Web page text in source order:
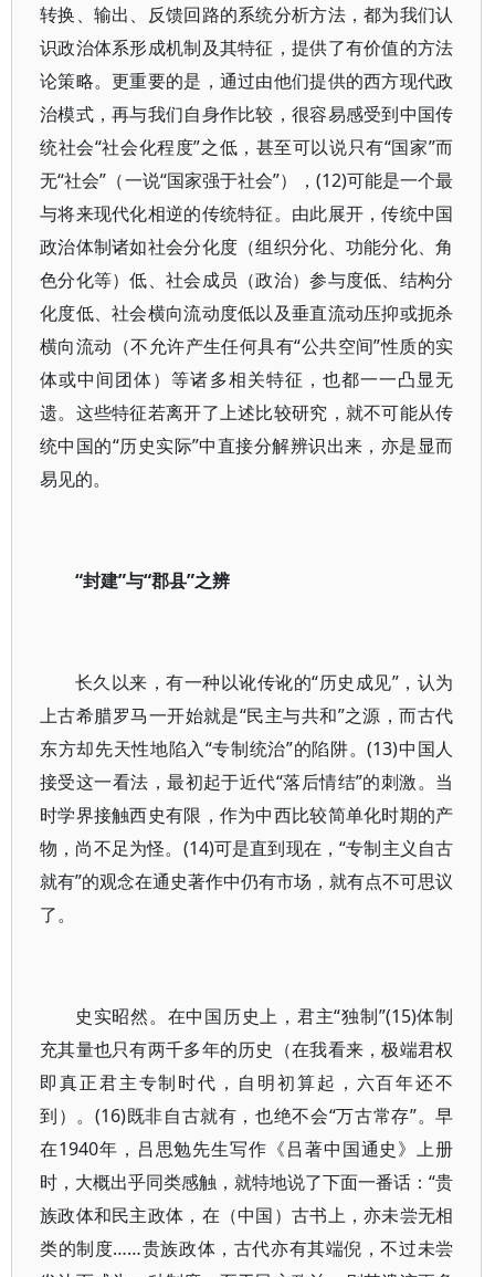
转换、输出、反馈回路的系统分析方法，都为我们认
识政治体系形成机制及其特征，提供了有价值的方法
论策略。更重要的是，通过由他们提供的西方现代政
治模式，再与我们自身作比较，很容易感受到中国传
统社会“社会化程度”之低，甚至可以说只有“国家”而
无“社会”（一说“国家强于社会”），(12)可能是一个最
与将来现代化相逆的传统特征。由此展开，传统中国
政治体制诸如社会分化度（组织分化、功能分化、角
色分化等）低、社会成员（政治）参与度低、结构分
化度低、社会横向流动度低以及垂直流动压抑或扼杀
横向流动（不允许产生任何具有“公共空间”性质的实
体或中间团体）等诸多相关特征，也都一一凸显无
遗。这些特征若离开了上述比较研究，就不可能从传
统中国的“历史实际”中直接分解辨识出来，亦是显而
易见的。
“封建”与“郡县”之辨
长久以来，有一种以讹传讹的“历史成见”，认为
上古希腊罗马一开始就是“民主与共和”之源，而古代
东方却先天性地陷入“专制统治”的陷阱。(13)中国人
接受这一看法，最初起于近代“落后情结”的刺激。当
时学界接触西史有限，作为中西比较简单化时期的产
物，尚不足为怪。(14)可是直到现在，“专制主义自古
就有”的观念在通史著作中仍有市场，就有点不可思议
了。
史实昭然。在中国历史上，君主“独制”(15)体制
充其量也只有两千多年的历史（在我看来，极端君权
即真正君主专制时代，自明初算起，六百年还不
到）。(16)既非自古就有，也绝不会“万古常存”。早
在1940年，吕思勉先生写作《吕著中国通史》上册
时，大概出乎同类感触，就特地说了下面一番话：“贵
族政体和民主政体，在（中国）古书上，亦未尝无相
类的制度……贵族政体，古代亦有其端倪，不过未尝